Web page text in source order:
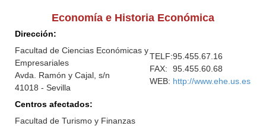
Economía e Historia Económica
Dirección:
Facultad de Ciencias Económicas y
Empresariales
Avda. Ramón y Cajal, s/n
41018 - Sevilla
TELF:95.455.67.16
FAX:
95.455.60.68
WEB: http://www.ehe.us.es
Centros afectados:
Facultad de Turismo y Finanzas